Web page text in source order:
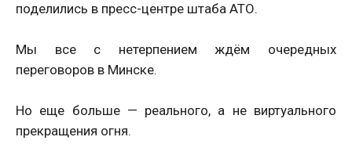
поделились в пресс-центре штаба АТО.
Мы все с нетерпением ждём очередных
переговоров в Минске.
Но еще больше — реального, а не виртуального
прекращения огня.